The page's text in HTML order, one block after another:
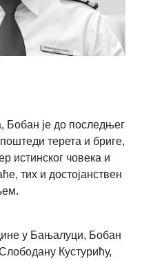
Бобан је до последњег
терета и бриге,
истинског човека и
тих и достојанствен
у Бањалуци, Бобан
Кустурићу,